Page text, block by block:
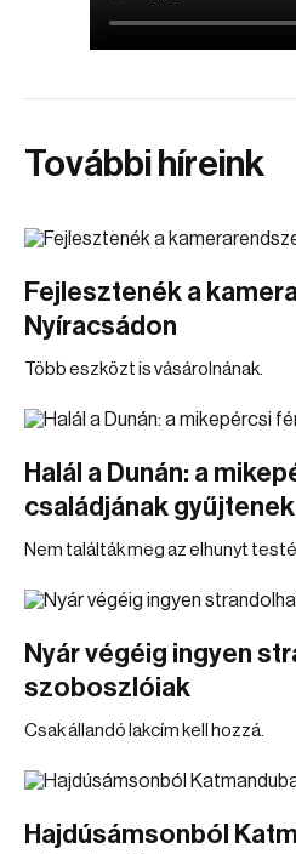
További híreink
Fejlesztenék a
Nyíracsádon
Több eszközt is vásárolnának.
Halál a Dunán: a
családjának gyűjtenek
Nem találták meg az elhunyt
Nyár végéig ingyen
szoboszlóiak
Csak állandó lakcím kell hozzá.
Hajdúsámsonból